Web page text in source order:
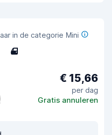
in de categorie Mini
4
€ 15,66
per dag
Gratis annuleren